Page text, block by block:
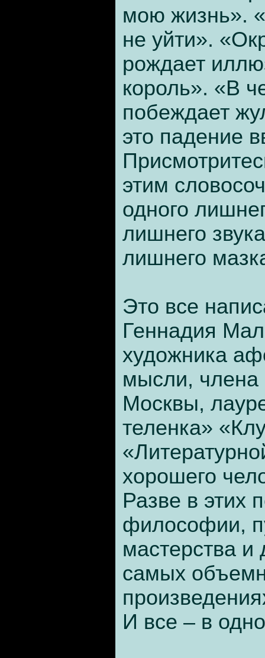
мою жизнь».
не уйти».
рождает
король». «В
побеждает
это падение
этим
одного
лишнего
лишнего
Это все
Геннадия
художника
мысли, члена
Москвы,
теленка»
хорошего
Разве в этих
философии,
мастерства
самых
И все – в